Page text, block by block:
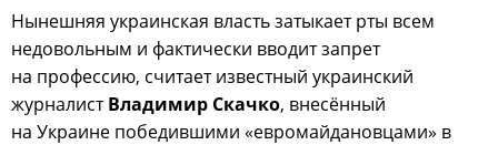
Нынешняя украинская власть затыкает рты всем
недовольным и фактически вводит запрет
на профессию, считает известный украинский
журналистВладимир Скачко, внесённый
на Украине победившими «евромайдановцами» в